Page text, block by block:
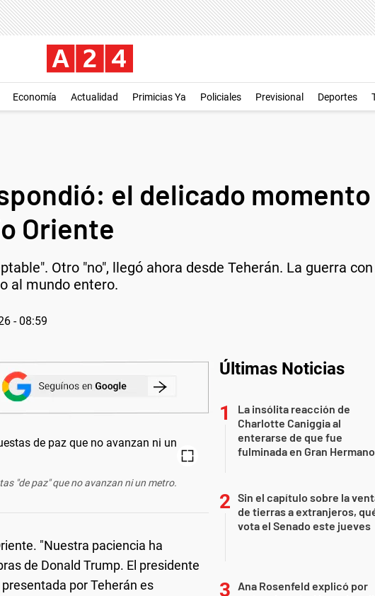
Economía Actualidad Primicias Ya Policiales Previsional Deportes
el delicado momento
Oriente
Otro "no", llegó ahora desde Teherán. La guerra
al mundo entero.
- 08:59
"de paz" que no avanzan ni un metro.
"Nuestra paciencia ha
de Donald Trump. El presidente
por Teherán es
Últimas Noticias
La insólita reacción de
Charlotte Caniggia al
enterarse de que fue
fulminada en Gran Hermano
Sin el capítulo sobre la
de tierras a extranjeros,
vota el Senado este jueves
Ana Rosenfeld explicó por